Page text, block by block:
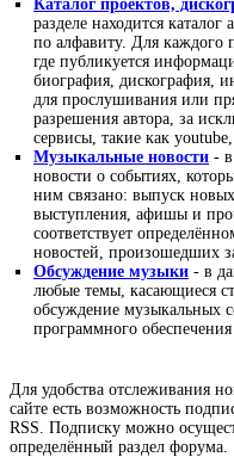
Каталог проектов,
разделе находится
по алфавиту. Для каждого
где публикуется
биография, дискография,
для прослушивания или
разрешения автора, за
сервисы, такие как
Музыкальные новости -
новости о событиях,
ним связано: выпуск
выступления, афишы и
соответствует
новостей, произошедших
Обсуждение музыки - в
любые темы, касающиеся
обсуждение музыкальных
программного обеспечения
Для удобства отслеживания
сайте есть возможность
RSS. Подписку можно
определённый раздел форума.